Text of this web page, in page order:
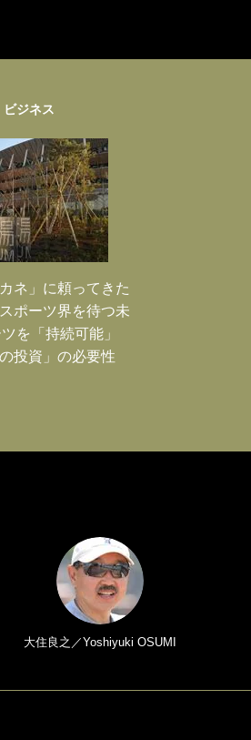
ビジネス
ネ」に頼ってきた
ポーツ界を待つ未
を「持続可能」
投資」の必要性
大住良之／Yoshiyuki OSUMI